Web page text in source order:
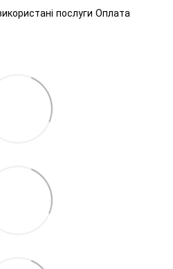
послуги Оплата